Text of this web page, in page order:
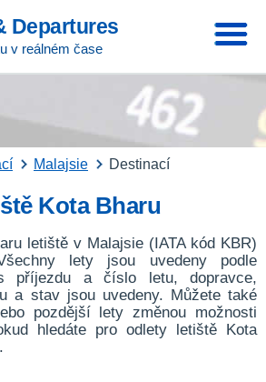
Departures
v reálném čase
Malajsie Destinací
Kota Bharu
letiště v Malajsie (IATA kód KBR)
lety jsou uvedeny podle
příjezdu a číslo letu, dopravce,
a stav jsou uvedeny. Můžete také
pozdější lety změnou možnosti
hledáte pro odlety letiště Kota
.